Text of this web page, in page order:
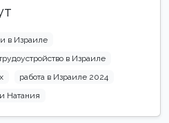
в Израиле
в Израиле
работа в Израиле 2024
Натания